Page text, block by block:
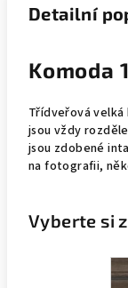
Detailní
Komoda
Třídveřová
jsou vždy
jsou zdobené
na fotografii,
Vyberte si